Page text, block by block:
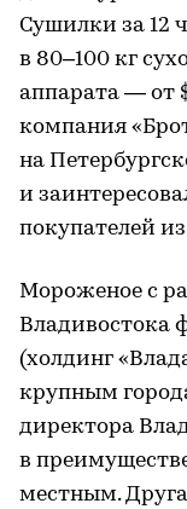
Сушилки за 12
в 80–100 кг
аппарата — от
компания
на
и
покупателей
Мороженое с
Владивостока
(холдинг
крупным
директора
в
местным.